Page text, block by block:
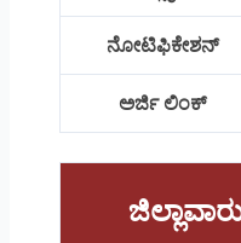
ನೋಟಿಫಿಕೇಶನ್
ಅರ್ಜಿ ಲಿಂಕ್